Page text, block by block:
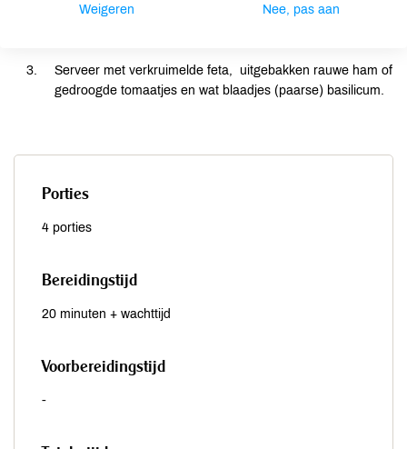
Serveer met verkruimelde feta, uitgebakken rauwe ham of
gedroogde tomaatjes en wat blaadjes (paarse) basilicum.
Porties
4 porties
Bereidingstijd
20 minuten + wachttijd
Voorbereidingstijd
-
Weigeren Nee, pas aan